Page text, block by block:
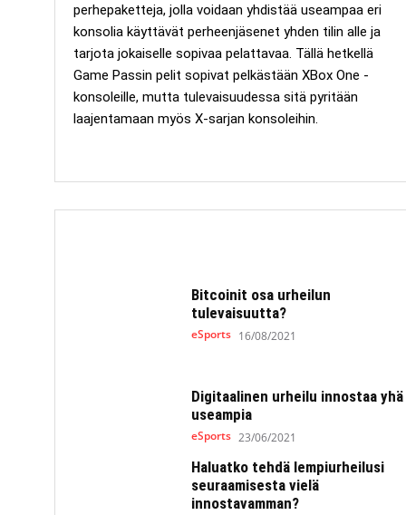
perhepaketteja, jolla voidaan yhdistää useampaa eri
konsolia käyttävät perheenjäsenet yhden tilin alle ja
tarjota jokaiselle sopivaa pelattavaa. Tällä hetkellä
Game Passin pelit sopivat pelkästään XBox One -
konsoleille, mutta tulevaisuudessa sitä pyritään
laajentamaan myös X-sarjan konsoleihin.
Bitcoinit osa urheilun
tulevaisuutta?
eSports 16/08/2021
Digitaalinen urheilu innostaa yhä
useampia
eSports 23/06/2021
Haluatko tehdä lempiurheilusi
seuraamisesta vielä
innostavamman?